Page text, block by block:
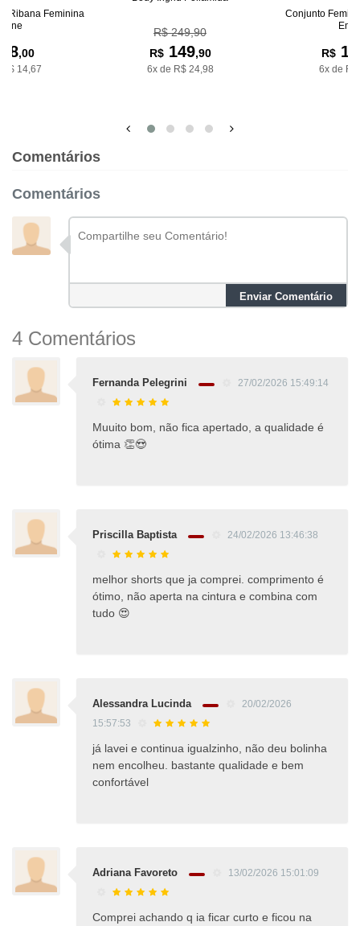
Ribana Feminina
,00
14,67
R$ 249,90
R$149,90
6x de R$ 24,98
Conjunto
R$
6x de
Comentários
Comentários
Enviar Comentário
4 Comentários
Fernanda Pelegrini 27/02/2026 15:49:14
Muuito bom, não fica apertado, a qualidade é
ótima 👏😍
Priscilla Baptista 24/02/2026 13:46:38
melhor shorts que ja comprei. comprimento é
ótimo, não aperta na cintura e combina com
tudo 😍
Alessandra Lucinda
20/02/2026
15:57:53
já lavei e continua igualzinho, não deu bolinha
nem encolheu. bastante qualidade e bem
confortável
Adriana Favoreto 13/02/2026 15:01:09
Comprei achando q ia ficar curto e ficou na